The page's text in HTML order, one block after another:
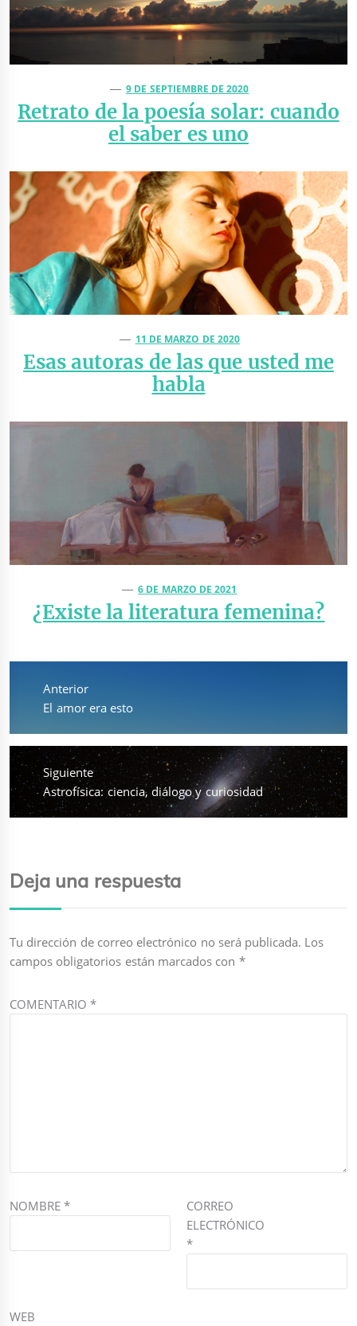
9 DE SEPTIEMBRE DE 2020
Retrato de la poesía solar: cuando
el saber es uno
11 DE MARZO DE 2020
Esas autoras de las que usted me
habla
6 DE MARZO DE 2021
¿Existe la literatura femenina?
Navegación
entradas
Anterior
Entrada
El amor era esto
Siguiente
Entrada
siguiente:
Astrofísica: ciencia, diálogo y curiosidad
Deja una respuesta
Tu dirección de correo electrónico no será publicada. Los
campos obligatorios están marcados con *
COMENTARIO*
NOMBRE*
CORREO
ELECTRÓNICO
*
WEB